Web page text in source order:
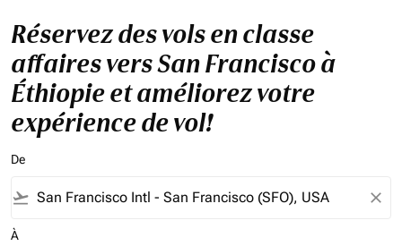
Réservez des vols en classe
affaires vers San Francisco à
Éthiopie et améliorez votre
expérience de vol!
De
flight_takeoff close
À